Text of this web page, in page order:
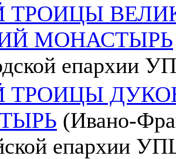
ТРОИЦЫ
МОНАСТЫРЬ
епархии
ТРОИЦЫ
(Ивано-
епархии